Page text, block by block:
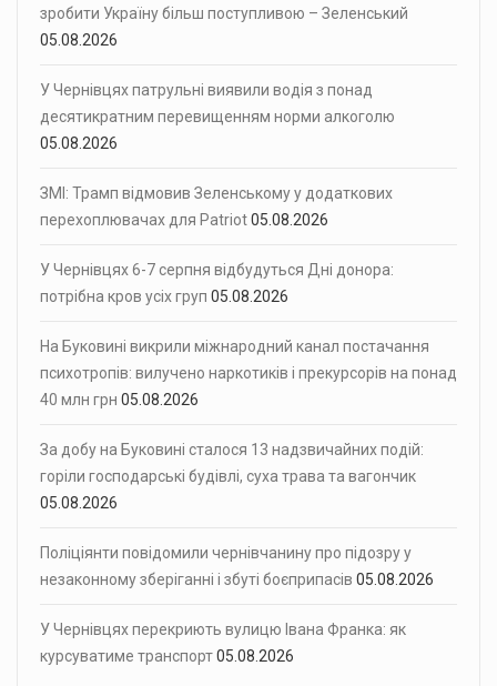
зробити Україну більш поступливою – Зеленський
05.08.2026
У Чернівцях патрульні виявили водія з понад
десятикратним перевищенням норми алкоголю
05.08.2026
ЗМІ: Трамп відмовив Зеленському у додаткових
перехоплювачах для Patriot05.08.2026
У Чернівцях 6-7 серпня відбудуться Дні донора:
потрібна кров усіх груп 05.08.2026
На Буковині викрили міжнародний канал постачання
психотропів: вилучено наркотиків і прекурсорів на понад
40 млн грн 05.08.2026
За добу на Буковині сталося 13 надзвичайних подій:
горіли господарські будівлі, суха трава та вагончик
05.08.2026
Поліціянти повідомили чернівчанину про підозру у
незаконному зберіганні і збуті боєприпасів 05.08.2026
У Чернівцях перекриють вулицю Івана Франка: як
курсуватиме транспорт05.08.2026